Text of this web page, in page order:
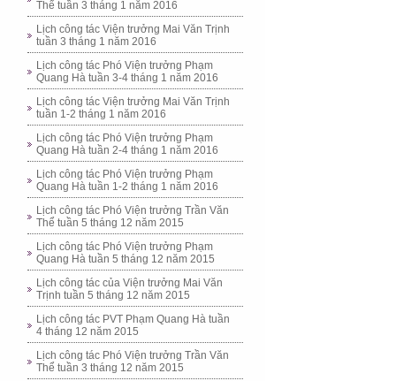
Thể tuần 3 tháng 1 năm 2016
Lịch công tác Viện trưởng Mai Văn Trịnh
tuần 3 tháng 1 năm 2016
Lịch công tác Phó Viện trưởng Phạm
Quang Hà tuần 3-4 tháng 1 năm 2016
Lịch công tác Viện trưởng Mai Văn Trịnh
tuần 1-2 tháng 1 năm 2016
Lịch công tác Phó Viện trưởng Phạm
Quang Hà tuần 2-4 tháng 1 năm 2016
Lịch công tác Phó Viện trưởng Phạm
Quang Hà tuần 1-2 tháng 1 năm 2016
Lịch công tác Phó Viện trưởng Trần Văn
Thể tuần 5 tháng 12 năm 2015
Lịch công tác Phó Viện trưởng Phạm
Quang Hà tuần 5 tháng 12 năm 2015
Lịch công tác của Viện trưởng Mai Văn
Trịnh tuần 5 tháng 12 năm 2015
Lịch công tác PVT Phạm Quang Hà tuần
4 tháng 12 năm 2015
Lịch công tác Phó Viện trưởng Trần Văn
Thể tuần 3 tháng 12 năm 2015